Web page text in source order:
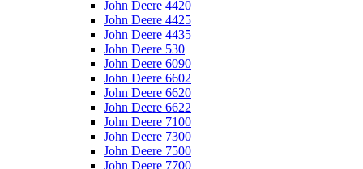
John Deere 4420
John Deere 4425
John Deere 4435
John Deere 530
John Deere 6090
John Deere 6602
John Deere 6620
John Deere 6622
John Deere 7100
John Deere 7300
John Deere 7500
John Deere 7700